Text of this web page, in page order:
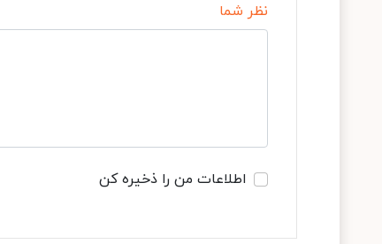
نظر شما
اطلاعات من را ذخیره کن